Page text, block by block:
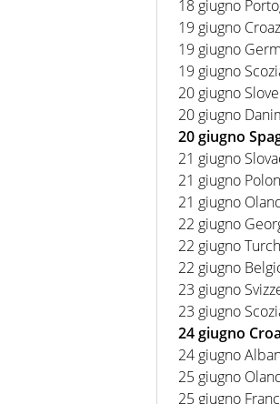
18 giugno
19 giugno
19 giugno
19 giugno
20 giugno
20 giugno
20 giugno
21 giugno
21 giugno
21 giugno
22 giugno
22 giugno
22 giugno
23 giugno
23 giugno
24 giugno
24 giugno
25 giugno
25 giugno